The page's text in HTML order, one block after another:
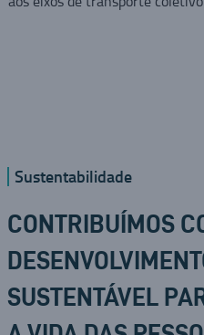
Sustentabilidade
CONTRIBUÍMOS
SUSTENTÁVEL